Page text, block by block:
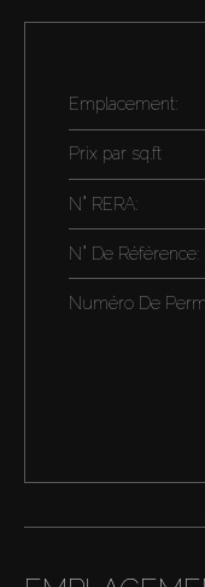
Emplacement:
Prix par sq.ft
N° RERA:
N° De Référence:
Numéro De